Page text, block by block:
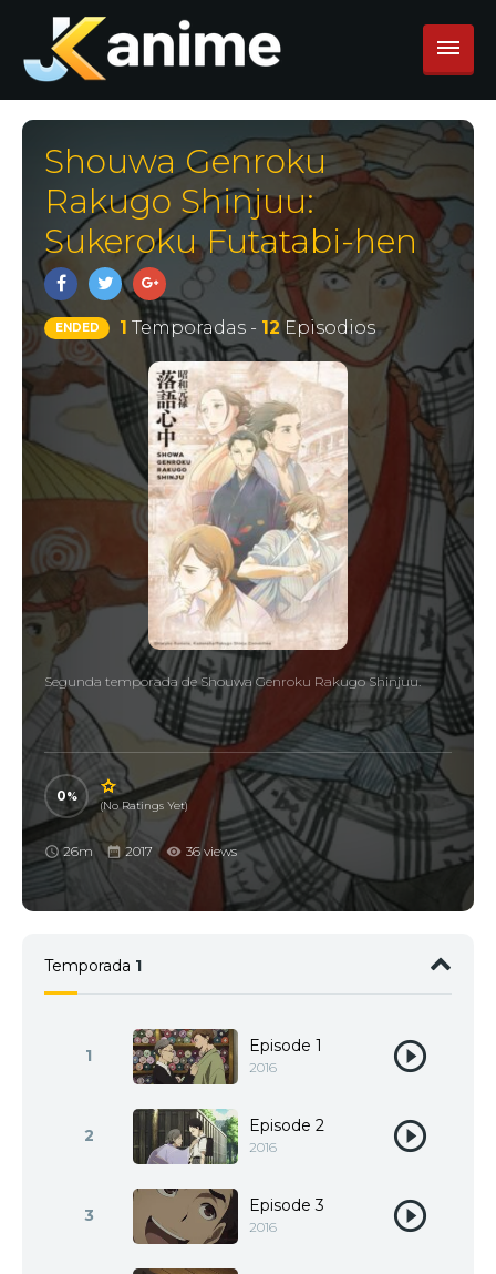
Shouwa Genroku
Rakugo Shinjuu:
Sukeroku Futatabi-hen
ENDED 1 Temporadas - 12 Episodios
Segunda temporada de Shouwa Genroku Rakugo Shinjuu.
0
(No Ratings Yet)
26m 2017 36 views
Temporada 1
1 Episode 1
2016
2 Episode 2
2016
3 Episode 3
2016